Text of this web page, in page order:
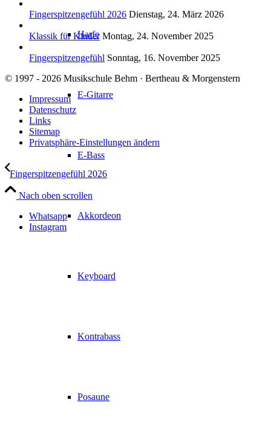
Harfe
E-Gitarre
E-Bass
Akkordeon
Keyboard
Kontrabass
Posaune
Fingerspitzengefühl 2026 Dienstag, 24. März 2026
Klassik für KinderMontag, 24. November 2025
Fingerspitzengefühl Sonntag, 16. November 2025
© 1997 - 2026 Musikschule Behm · Bertheau & Morgenstern
Impressum
Datenschutz
Links
Sitemap
Privatsphäre-Einstellungen ändern
Fingerspitzengefühl 2026
Nach oben scrollen
Whatsapp
Instagram